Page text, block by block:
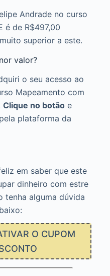
Andrade no curso
é de R$497,00
superior a este.
valor?
o seu acesso ao
Mapeamento com
Clique no botãoe
plataforma da
em saber que este
dinheiro com estre
tenha alguma dúvida
O CUPOM